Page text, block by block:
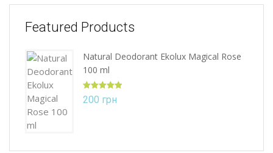
Featured Products
Natural Deodorant Ekolux Magical Rose
100 ml
out of 5
200 грн